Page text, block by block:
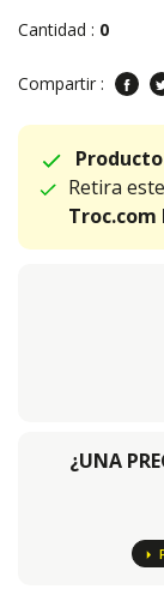
Cantidad : 0
Compartir :
Retira
Troc.com
¿UNA